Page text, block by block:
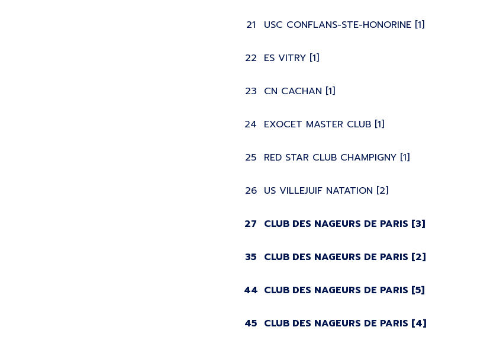
21 USC CONFLANS-STE-HONORINE [1]
22 ES VITRY [1]
23 CN CACHAN [1]
24 EXOCET MASTER CLUB [1]
25 RED STAR CLUB CHAMPIGNY [1]
26 US VILLEJUIF NATATION [2]
27 CLUB DES NAGEURS DE PARIS [3]
35 CLUB DES NAGEURS DE PARIS [2]
44 CLUB DES NAGEURS DE PARIS [5]
45 CLUB DES NAGEURS DE PARIS [4]